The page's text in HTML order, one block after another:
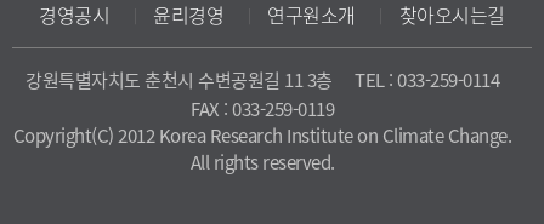
경영공시 윤리경영 연구원소개 찾아오시는길
강원특별자치도 춘천시 수변공원길 11 3층
TEL : 033-259-0114
FAX : 033-259-0119
Copyright(C) 2012 Korea Research Institute on Climate Change.
All rights reserved.